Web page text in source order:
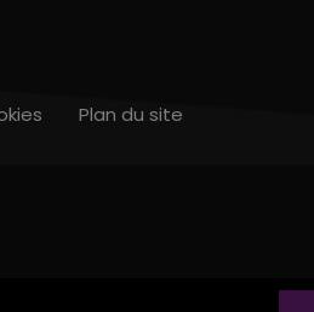
Plan du site